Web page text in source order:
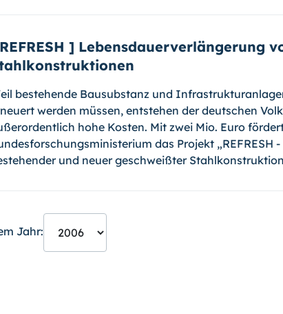
] Lebensdauerverlängerung
bestehende Bausubstanz und
werden müssen, entstehen der deutschen
hohe Kosten. Mit zwei Mio. Euro
das Projekt „REFRESH
und neuer geschweißter
Jahr: